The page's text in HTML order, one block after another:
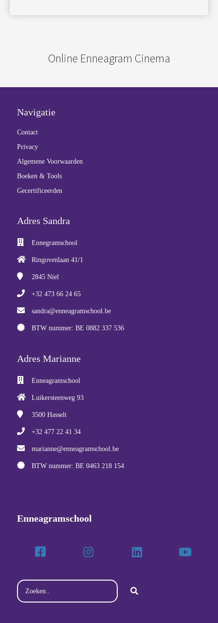
Online Enneagram Cinema
Navigatie
Contact
Privacy
Algemene Voorwaarden
Boeken & Tools
Gecertificeerden
Adres Sandra
Ennegramschool
Ringovenlaan 41/1
2845 Niel
+32 473 66 24 65
sandra@enneagramschool.be
BTW nummer: BE 0882 337 536
Adres Marianne
Enneagramschool
Luikersteenweg 93
3500 Hasselt
+32 477 22 41 34
marianne@enneagramschool.be
BTW nummer: BE 0463 218 154
Enneagramschool